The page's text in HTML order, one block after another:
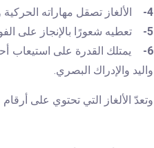
4-
الألغاز تصقل مهاراته
5-
تعطيه شعورًا بالإنجاز على
6-
يمتلك القدرة على استيعاب
واليد والإدراك البصري.
وتعدّ الألغاز التي تحتوي على